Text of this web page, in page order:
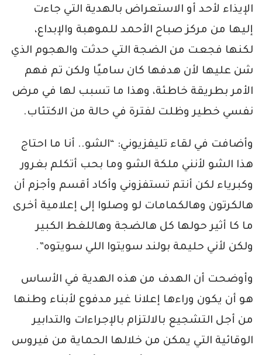
الإيذاء لأحد أو الاستعراض بالهدية التي جاءت
إليها من مركز صباح الأحمد للموهبة والإبداع،
لكنها فجعت من الضجة التي حدثت والهجوم الذي
شن عليها لأن هدفها كان ساميًا ولكن تم فهم
الأمر بطريقة خاطئة، وهذا ما تسبب لها في مرض
نفسي خطير وظلت لفترة في حالة من الاكتئاب.
وأضافت في لقاء تليفزيوني: “الشو.. أنا ما احتاج
هذا الشو لأنني ملكة الشو وما بحب أتكلم بغرور
وكبرياء لكن أنتم تستفزوني وأكاد أقسم وأجزم أن
هالكرتون وهالكمامات لو وصلوا إلى إعلامية أخرى
ما كا أثير حولها كل هالضجة وهاللغط الكبير
ولكن لأني حليمة بولند سويتوا اللي سويتوه”.
وأوضحت أن الهدف من هذه الهدية في الأساس
هو أن يكون وراءها إعلانا غير مدفوع لأبناء وطنها
من أجل التشجيع بالالتزام بالإجراءات والتدابير
الوقائية التي يمكن من خلالها الحماية من فيروس